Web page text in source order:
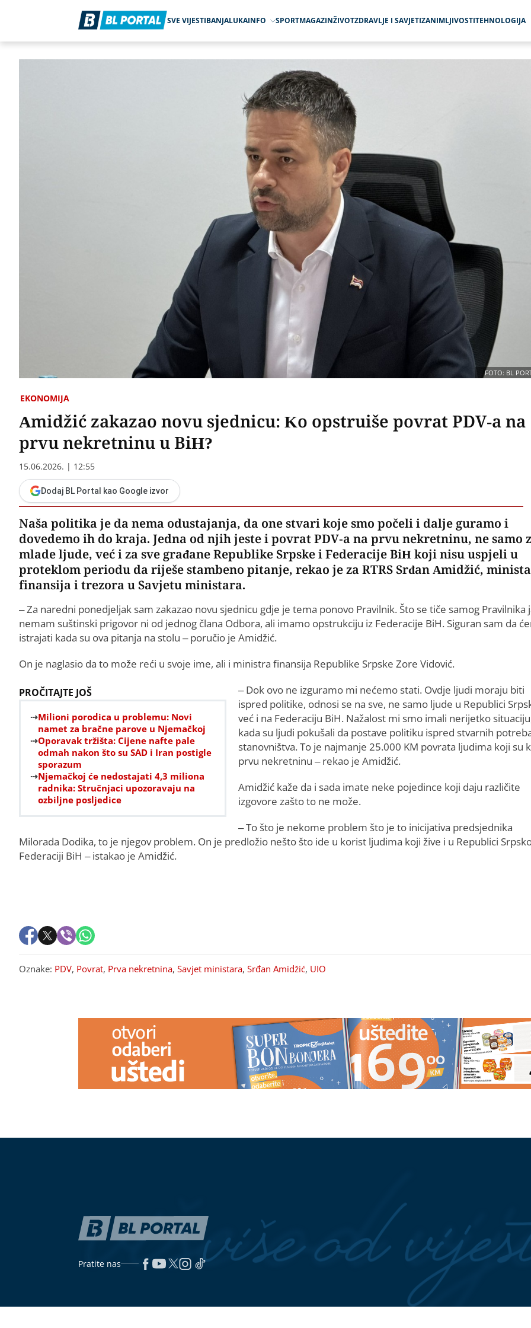
SVE VIJESTIBANJALUKAINFO SPORTMAGAZINŽIVOTZDRAVLJE I SAVJETIZANIMLJIVOSTITEHNOLOGIJA
FOTO: BL
EKONOMIJA
Amidžić zakazao novu sjednicu: Ko opstruiše povrat PDV-a na
prvu nekretninu u BiH?
15.06.2026. | 12:55
Dodaj BL Portal kao Google izvor
Naša politika je da nema odustajanja, da one stvari koje smo počeli i dalje guramo i
dovedemo ih do kraja. Јedna od njih jeste i povrat PDV-a na prvu nekretninu, ne samo
mlade ljude, već i za sve građane Republike Srpske i Federacije BiH koji nisu uspjeli u
proteklom periodu da riješe stambeno pitanje, rekao je za RTRS Srđan Amidžić,
finansija i trezora u Savjetu ministara.
– Za naredni ponedjeljak sam zakazao novu sjednicu gdje je tema ponovo Pravilnik. Što se tiče samog Pravilnika
nemam suštinski prigovor ni od jednog člana Odbora, ali imamo opstrukciju iz Federacije BiH. Siguran sam da
istrajati kada su ova pitanja na stolu – poručio je Amidžić.
On je naglasio da to može reći u svoje ime, ali i ministra finansija Republike Srpske Zore Vidović.
PROČITAJTE JOŠ
Milioni porodica u problemu: Novi
namet za bračne parove u Njemačkoj
Oporavak tržišta: Cijene nafte pale
odmah nakon što su SAD i Iran postigle
sporazum
Njemačkoj će nedostajati 4,3 miliona
radnika: Stručnjaci upozoravaju na
ozbiljne posljedice
– Dok ovo ne izguramo mi nećemo stati. Ovdje ljudi moraju biti
ispred politike, odnosi se na sve, ne samo ljude u Republici
već i na Federaciju BiH. Nažalost mi smo imali nerijetko
kada su ljudi pokušali da postave politiku ispred stvarnih
stanovništva. To je najmanje 25.000 KM povrata ljudima koji su
prvu nekretninu – rekao je Amidžić.
Amidžić kaže da i sada imate neke pojedince koji daju različite
izgovore zašto to ne može.
– To što je nekome problem što je to inicijativa predsjednika
Milorada Dodika, to je njegov problem. On je predložio nešto što ide u korist ljudima koji žive i u Republici
Federaciji BiH – istakao je Amidžić.
Oznake: PDV, Povrat, Prva nekretnina, Savjet ministara, Srđan Amidžić, UIO
oštro osudio napad na novinarku
poslije incidenta na plaži
drastično se razlikuju, ovo su
Situacija sa požarima pod
kontrolom: Od jutros dejstvuje
Ako pijete antidepresive, ljetne
vrućine mogu biti opasnije nego što
ZASPAO NA DUNAVU,
SE U DRUGOJ DRŽAVI
završio u Rumuniji, spasila ga
granična policija